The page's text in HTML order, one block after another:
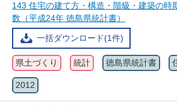
143 住宅の建て方・構造・階級・建築の時
数（平成24年 徳島県統計書）
一括ダウンロード(1件)
県土づくり 統計 徳島県統計書
2012